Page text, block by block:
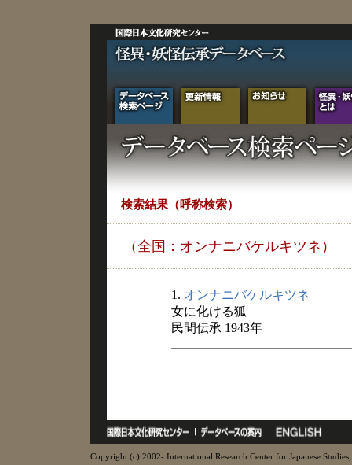
検索結果（呼称検索）
（全国：オンナニバケルキツネ）
1. オンナニバケルキツネ
女に化ける狐
民間伝承 1943年
Copyright (c) 2002- International Research Center for Japanese